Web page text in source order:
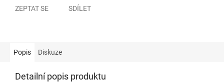
ZEPTAT SE SDÍLET
Popis Diskuze
Detailní popis produktu